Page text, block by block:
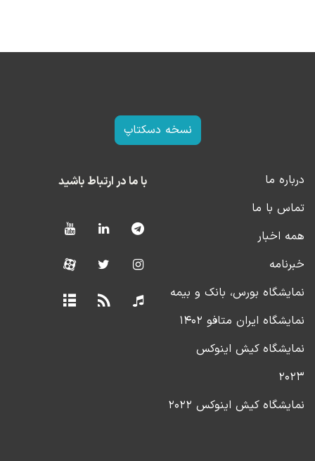
نسخه دسکتاپ
درباره ما
تماس با ما
همه اخبار
خبرنامه
نمایشگاه بورس، بانک و بیمه
نمایشگاه ایران متافو ۱۴۰۲
نمایشگاه کیش اینوکس
۲۰۲۳
نمایشگاه کیش اینوکس ۲۰۲۲
با ما در ارتباط باشید